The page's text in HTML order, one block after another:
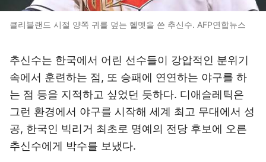
클리블랜드 시절 양쪽 귀를 덮는 헬멧을 쓴 추신수. AFP연합뉴스
추신수는 한국에서 어린 선수들이 강압적인 분위기
속에서 훈련하는 점, 또 승패에 연연하는 야구를 하
는 점 등을 지적하고 싶었던 듯하다. 디애슬레틱은
그런 환경에서 야구를 시작해 세계 최고 무대에서 성
공, 한국인 빅리거 최초로 명예의 전당 후보에 오른
추신수에게 박수를 보냈다.